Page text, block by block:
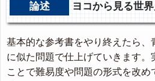
論述 ヨコから見る世界
基本的な参考書をやり終えたら、
に似た問題で仕上げていきます。
ことで難易度や問題の形式を改め